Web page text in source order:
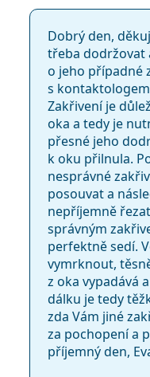
​Dobrý den,
třeba dodržovat
o jeho případné
s
Zakřivení je
oka a tedy je
přesné jeho
k oku přilnula.
nesprávné
posouvat a
nepříjemně
správným
perfektně sedí.
vymrknout,
z oka vypadává
dálku je tedy
zda Vám jiné
za pochopení a
příjemný den,